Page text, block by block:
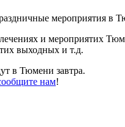
мероприятия
и мероприятих
выходных и т.д.
в Тюмени завтра.
нам!